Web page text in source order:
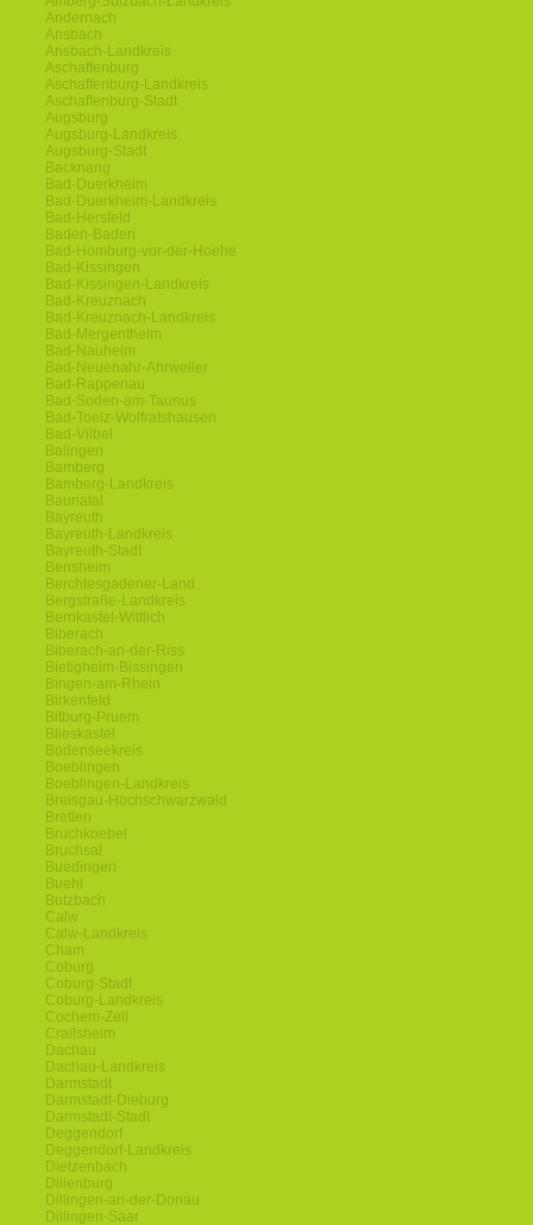
Andernach
Ansbach
Ansbach-Landkreis
Aschaffenburg
Aschaffenburg-Landkreis
Aschaffenburg-Stadt
Augsburg
Augsburg-Landkreis
Augsburg-Stadt
Backnang
Bad-Duerkheim
Bad-Duerkheim-Landkreis
Bad-Hersfeld
Baden-Baden
Bad-Homburg-vor-der-Hoehe
Bad-Kissingen
Bad-Kissingen-Landkreis
Bad-Kreuznach
Bad-Kreuznach-Landkreis
Bad-Mergentheim
Bad-Nauheim
Bad-Neuenahr-Ahrweiler
Bad-Rappenau
Bad-Soden-am-Taunus
Bad-Toelz-Wolfratshausen
Bad-Vilbel
Balingen
Bamberg
Bamberg-Landkreis
Baunatal
Bayreuth
Bayreuth-Landkreis
Bayreuth-Stadt
Bensheim
Berchtesgadener-Land
Bergstraße-Landkreis
Bernkastel-Wittlich
Biberach
Biberach-an-der-Riss
Bietigheim-Bissingen
Bingen-am-Rhein
Birkenfeld
Bitburg-Pruem
Blieskastel
Bodenseekreis
Boeblingen
Boeblingen-Landkreis
Breisgau-Hochschwarzwald
Bretten
Bruchkoebel
Bruchsal
Buedingen
Buehl
Butzbach
Calw
Calw-Landkreis
Cham
Coburg
Coburg-Stadt
Coburg-Landkreis
Cochem-Zell
Crailsheim
Dachau
Dachau-Landkreis
Darmstadt
Darmstadt-Dieburg
Darmstadt-Stadt
Deggendorf
Deggendorf-Landkreis
Dietzenbach
Dillenburg
Dillingen-an-der-Donau
Dillingen-Saar